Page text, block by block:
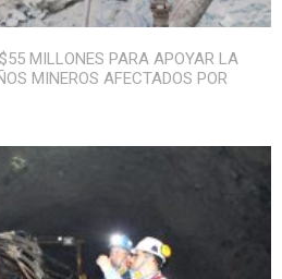
MILLONES PARA APOYAR LA
MINEROS AFECTADOS POR